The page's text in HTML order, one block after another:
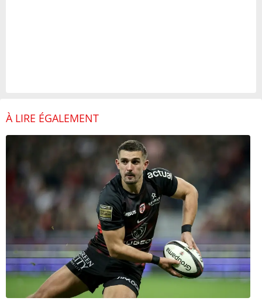
À LIRE ÉGALEMENT